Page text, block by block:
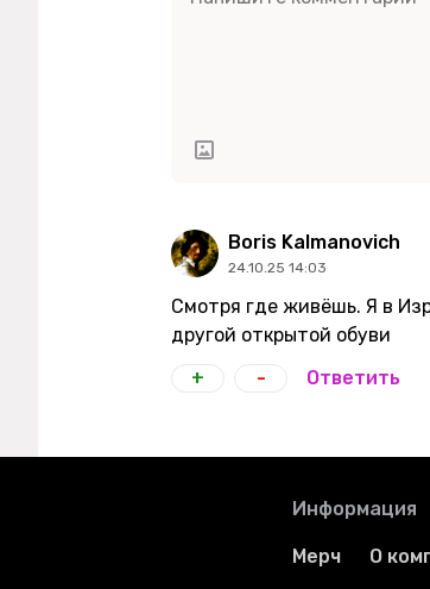
Boris Kalmanovich
24.10.25 14:03
Смотря где живёшь. Я в
другой открытой обуви
+
- Ответить
Информация
Мерч О